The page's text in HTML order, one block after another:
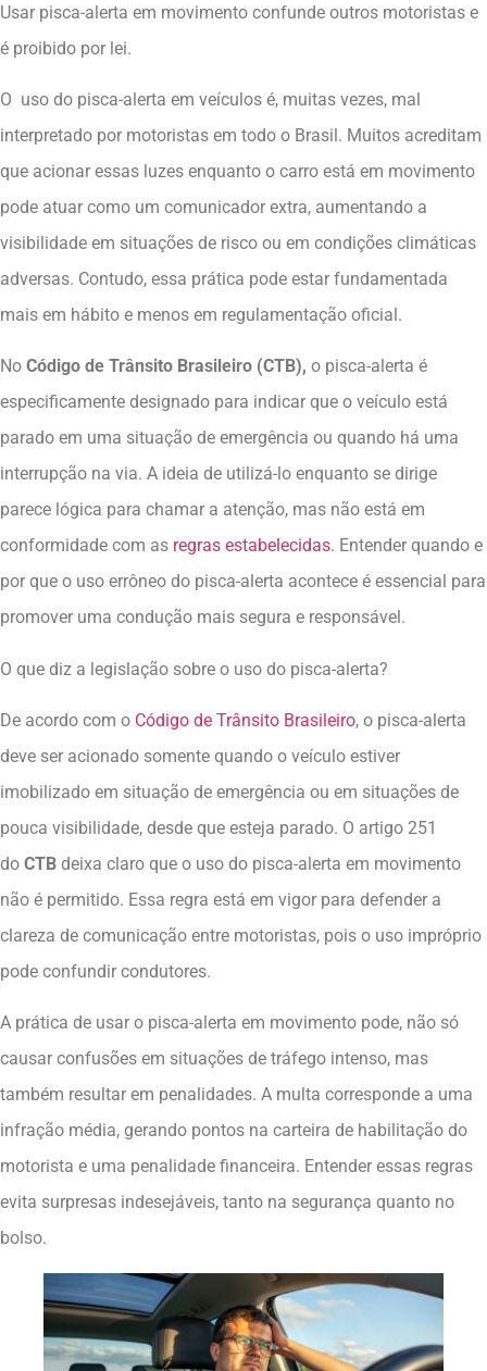
Usar pisca-alerta em movimento confunde outros motoristas e
é proibido por lei.
O uso do pisca-alerta em veículos é, muitas vezes, mal
interpretado por motoristas em todo o Brasil. Muitos acreditam
que acionar essas luzes enquanto o carro está em movimento
pode atuar como um comunicador extra, aumentando a
visibilidade em situações de risco ou em condições climáticas
adversas. Contudo, essa prática pode estar fundamentada
mais em hábito e menos em regulamentação oficial.
No Código de Trânsito Brasileiro (CTB), o pisca-alerta é
especificamente designado para indicar que o veículo está
parado em uma situação de emergência ou quando há uma
interrupção na via. A ideia de utilizá-lo enquanto se dirige
parece lógica para chamar a atenção, mas não está em
conformidade com as regras estabelecidas. Entender quando e
por que o uso errôneo do pisca-alerta acontece é essencial para
promover uma condução mais segura e responsável.
O que diz a legislação sobre o uso do pisca-alerta?
De acordo com o Código de Trânsito Brasileiro, o pisca-alerta
deve ser acionado somente quando o veículo estiver
imobilizado em situação de emergência ou em situações de
pouca visibilidade, desde que esteja parado. O artigo 251
do CTB deixa claro que o uso do pisca-alerta em movimento
não é permitido. Essa regra está em vigor para defender a
clareza de comunicação entre motoristas, pois o uso impróprio
pode confundir condutores.
A prática de usar o pisca-alerta em movimento pode, não só
causar confusões em situações de tráfego intenso, mas
também resultar em penalidades. A multa corresponde a uma
infração média, gerando pontos na carteira de habilitação do
motorista e uma penalidade financeira. Entender essas regras
evita surpresas indesejáveis, tanto na segurança quanto no
bolso.